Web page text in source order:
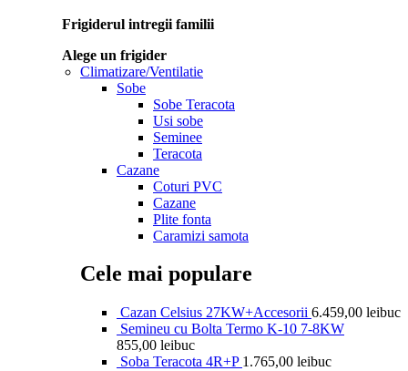
Frigiderul intregii familii
Alege un frigider
Climatizare/Ventilatie
Sobe
Sobe Teracota
Usi sobe
Seminee
Teracota
Cazane
Coturi PVC
Cazane
Plite fonta
Caramizi samota
Cele mai populare
Cazan Celsius 27KW+Accesorii 6.459,00 leibuc
Semineu cu Bolta Termo K-10 7-8KW
855,00 leibuc
Soba Teracota 4R+P 1.765,00 leibuc